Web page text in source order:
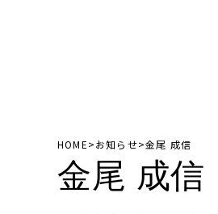
HOME>お知らせ>金尾 成信
金尾 成信